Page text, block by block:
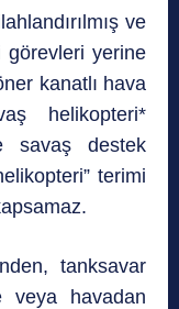
ve
görevleri yerine
kanatlı hava
helikopteri*
savaş destek
terimi
tanksavar
veya havadan